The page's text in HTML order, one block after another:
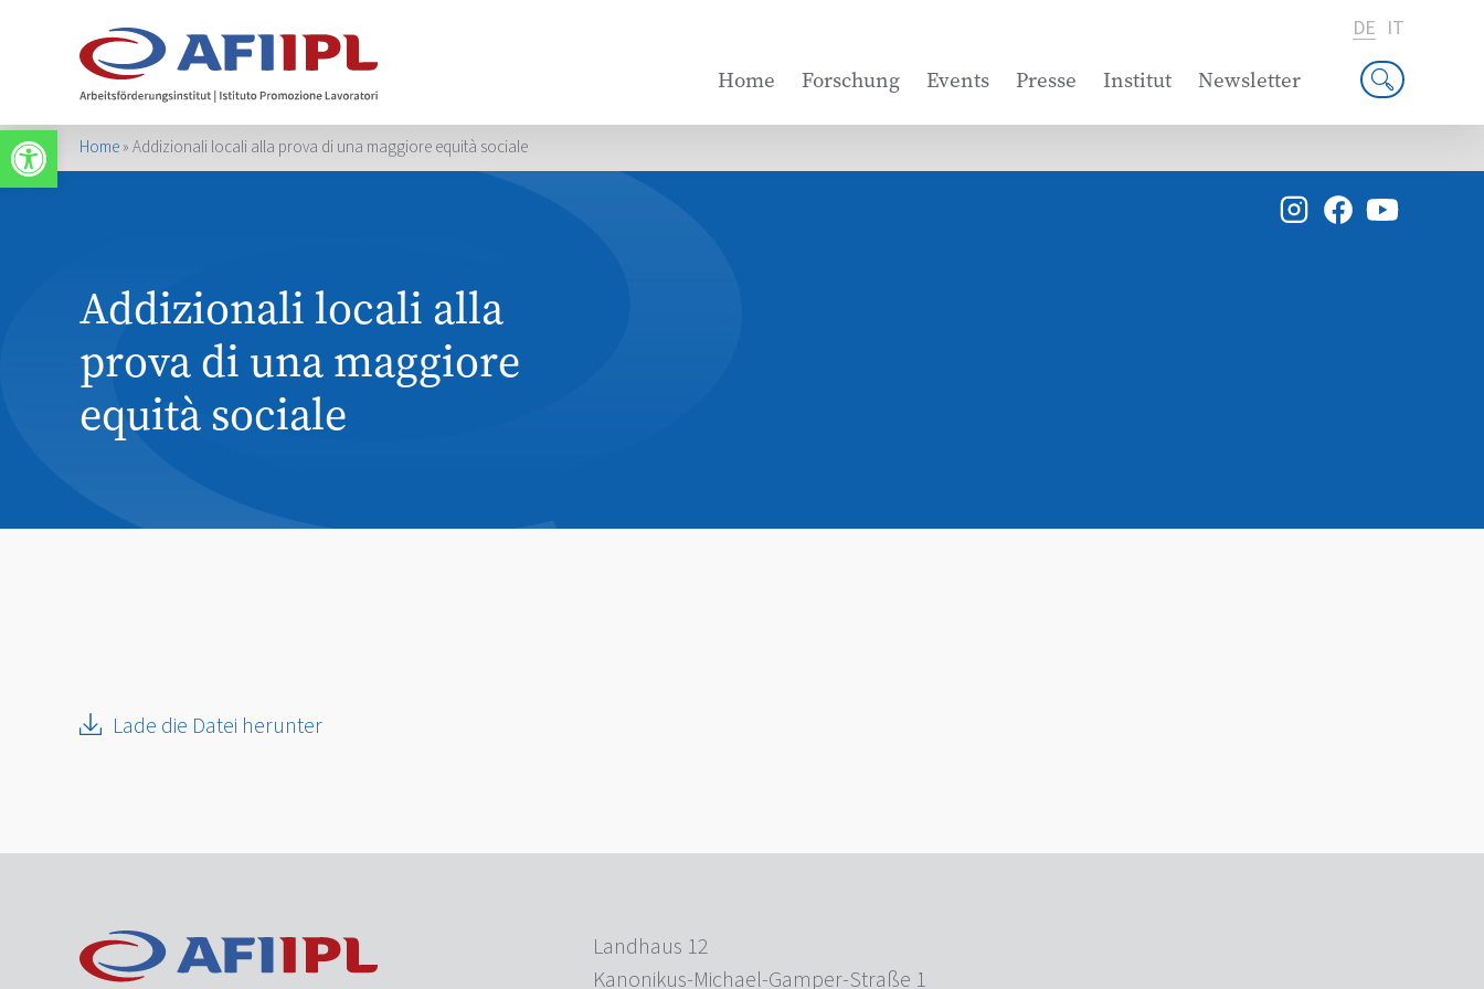
Werkzeugleiste öffnen
Home Forschung Events Presse Institut Newsletter
DE IT
Home»Addizionali locali alla prova di una maggiore equità sociale
Addizionali locali alla
prova di una maggiore
equità sociale
Lade die Datei herunter
Landhaus 12
Kanonikus-Michael-Gamper-Straße 1